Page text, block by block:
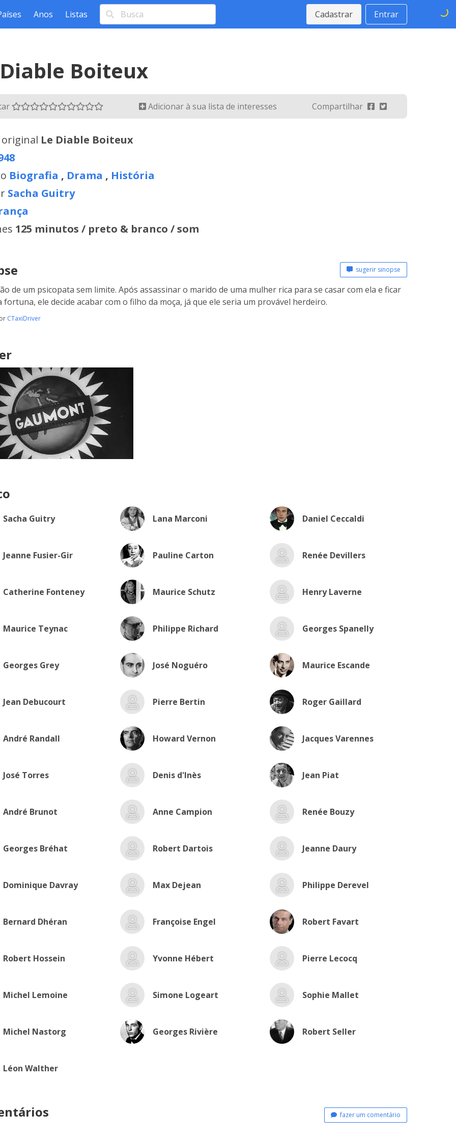
Anos Listas Cadastrar Entrar
Boiteux
Adicionar à sua lista de interesses Compartilhar
Le Diable Boiteux
Biografia , Drama , História
Sacha Guitry
125 minutos / preto & branco / som
sugerir sinopse
de um psicopata sem limite. Após assassinar o marido de uma mulher rica para se casar com ela e ficar
fortuna, ele decide acabar com o filho da moça, já que ele seria um provável herdeiro.
CTaxiDriver
Sacha Guitry Lana Marconi Daniel Ceccaldi
Jeanne Fusier-Gir Pauline Carton Renée Devillers
Catherine Fonteney Maurice Schutz Henry Laverne
Maurice Teynac Philippe Richard Georges Spanelly
Georges Grey José Noguéro Maurice Escande
Jean Debucourt Pierre Bertin Roger Gaillard
André Randall Howard Vernon Jacques Varennes
José Torres Denis d'Inès Jean Piat
André Brunot Anne Campion Renée Bouzy
Georges Bréhat Robert Dartois Jeanne Daury
Dominique Davray Max Dejean Philippe Derevel
Bernard Dhéran Françoise Engel Robert Favart
Robert Hossein Yvonne Hébert Pierre Lecocq
Michel Lemoine Simone Logeart Sophie Mallet
Michel Nastorg Georges Rivière Robert Seller
Léon Walther
fazer um comentário